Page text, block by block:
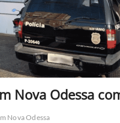
Nova Odessa
Nova Odessa